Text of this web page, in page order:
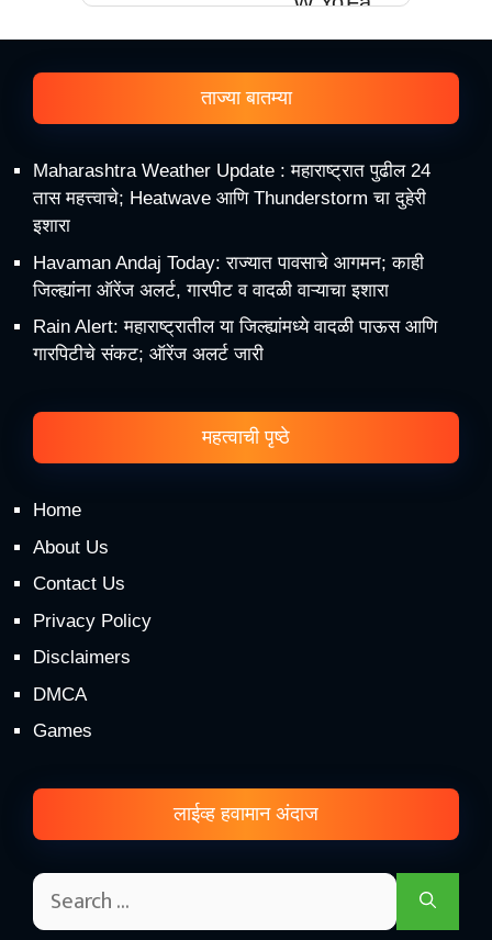
ताज्या बातम्या
Maharashtra Weather Update : महाराष्ट्रात पुढील 24
तास महत्त्वाचे; Heatwave आणि Thunderstorm चा दुहेरी
इशारा
Havaman Andaj Today: राज्यात पावसाचे आगमन; काही
जिल्ह्यांना ऑरेंज अलर्ट, गारपीट व वादळी वाऱ्याचा इशारा
Rain Alert: महाराष्ट्रातील या जिल्ह्यांमध्ये वादळी पाऊस आणि
गारपिटीचे संकट; ऑरेंज अलर्ट जारी
महत्वाची पृष्ठे
Home
About Us
Contact Us
Privacy Policy
Disclaimers
DMCA
Games
लाईव्ह हवामान अंदाज